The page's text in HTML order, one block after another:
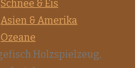
Schnee & Eis
Asien & Amerika
Ozeane